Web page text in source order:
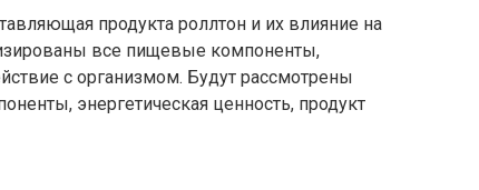
продукта роллтон и их влияние на
все пищевые компоненты,
с организмом. Будут рассмотрены
энергетическая ценность, продукт